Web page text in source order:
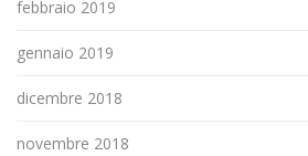
febbraio 2019
gennaio 2019
dicembre 2018
novembre 2018